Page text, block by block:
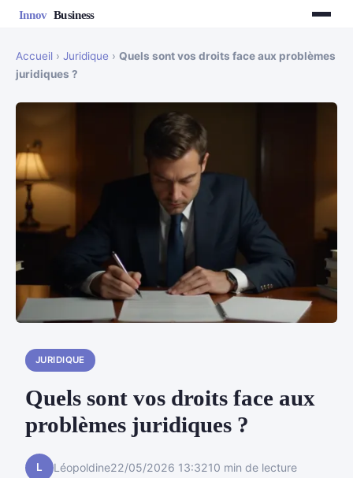
Accueil › Juridique › Quels sont vos droits face aux problèmes
juridiques ?
JURIDIQUE
Quels sont vos droits face aux
problèmes juridiques ?
L Léopoldine22/05/2026 13:3210 min de lecture